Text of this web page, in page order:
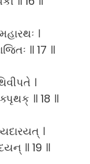
।
॥ 17 ॥
।
॥ 18 ॥
।
॥ 19 ॥